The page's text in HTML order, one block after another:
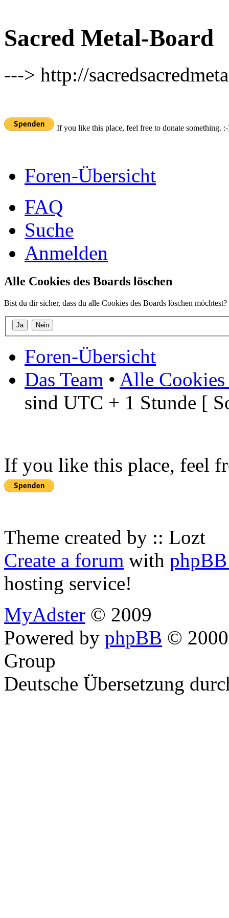
Sacred Metal-Board
---> http://
If you like this place, feel free to donate something.
Foren-Übersicht
FAQ
Suche
Anmelden
Alle Cookies des Boards löschen
Bist du dir sicher, dass du alle Cookies des Boards löschen möchtest?
Foren-Übersicht
Das Team • Alle Cookies
sind UTC + 1 Stunde [
If you like this place, feel
Theme created by :: Lozt
Create a forum with
hosting service!
MyAdster © 2009
Powered by phpBB ©
Group
Deutsche Übersetzung